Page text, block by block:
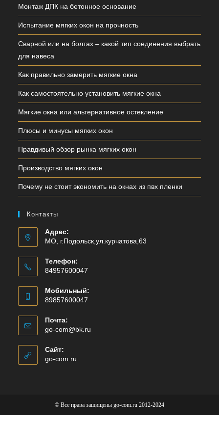
Монтаж ДПК на бетонное основание
Испытание мягких окон на прочность
Сварной или на болтах – какой тип соединения выбрать
для навеса
Как правильно замерить мягкие окна
Как самостоятельно установить мягкие окна
Мягкие окна или альтернативное остекление
Плюсы и минусы мягких окон
Правдивый обзор рынка мягких окон
Производство мягких окон
Почему не стоит экономить на окнах из пвх пленки
Контакты
Адрес:
МО, г.Подольск,ул.курчатова,63
Телефон:
84957600047
Мобильный:
89857600047
Почта:
go-com@bk.ru
Сайт:
go-com.ru
© Все права защищены go-com.ru 2012-2024